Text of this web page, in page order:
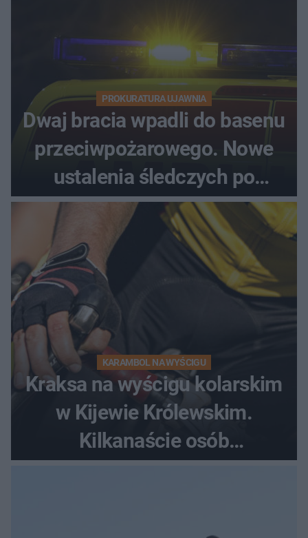
PROKURATURA UJAWNIA
Dwaj bracia wpadli do basenu
przeciwpożarowego. Nowe
ustalenia śledczych po
dramatycznej akcji
KARAMBOL NA WYŚCIGU
Kraksa na wyścigu kolarskim
w Kijewie Królewskim.
Kilkanaście osób